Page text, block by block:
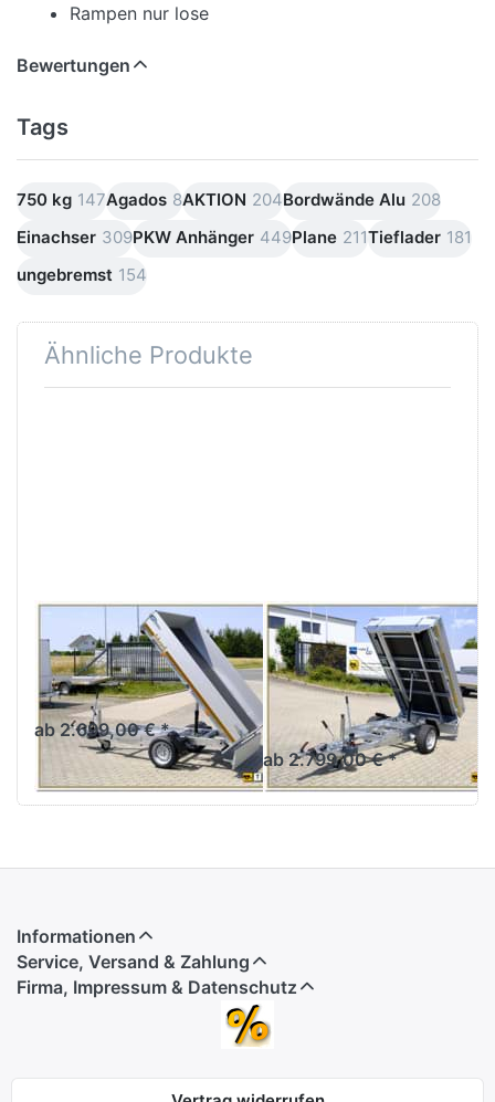
Rampen nur lose
Bewertungen
Tags
750 kg 147Agados 8AKTION 204Bordwände Alu 208
Einachser 309PKW Anhänger 449Plane 211Tieflader 181
ungebremst 154
Ähnliche Produkte
KH 2314
Rückwärtskipper gebremst
einachsig
ab 2.699,00 € *
EDUARD
KH 2514
Einachser
Rückwärtskipper gebremst
einachsig
ab 2.799,00 € *
Informationen
Service, Versand & Zahlung
Firma, Impressum & Datenschutz